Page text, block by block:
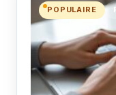
POPULAIRE